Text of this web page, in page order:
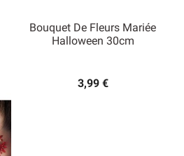
Bouquet De Fleurs Mariée
Halloween 30cm
3,99 €